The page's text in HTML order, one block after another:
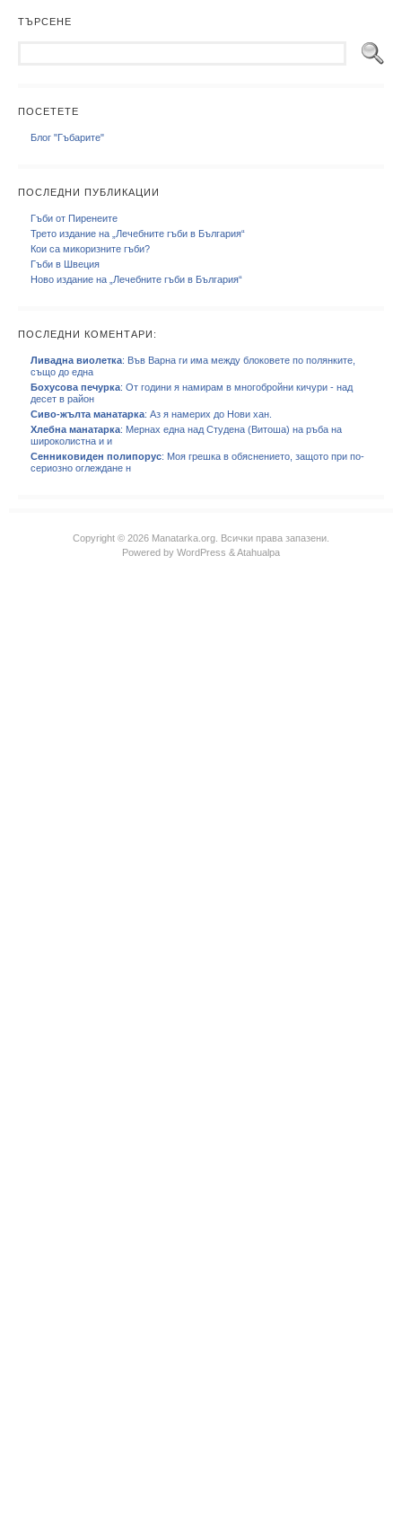
ТЪРСЕНЕ
ПОСЕТЕТЕ
Блог "Гъбарите"
ПОСЛЕДНИ ПУБЛИКАЦИИ
Гъби от Пиренеите
Трето издание на „Лечебните гъби в България“
Кои са микоризните гъби?
Гъби в Швеция
Ново издание на „Лечебните гъби в България“
ПОСЛЕДНИ КОМЕНТАРИ:
Ливадна виолетка: Във Варна ги има между блоковете по полянките,
също до една
Бохусова печурка: От години я намирам в многобройни кичури - над
десет в район
Сиво-жълта манатарка: Аз я намерих до Нови хан.
Хлебна манатарка: Мернах една над Студена (Витоша) на ръба на
широколистна и и
Сенниковиден полипорус: Моя грешка в обяснението, защото при по-
сериозно оглеждане н
Copyright © 2026 Manatarka.org. Всички права запазени.
Powered by WordPress &Atahualpa